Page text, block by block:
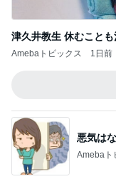
津久井教生 休むこと
Amebaトピックス 1日前
悪気は
Amebaト